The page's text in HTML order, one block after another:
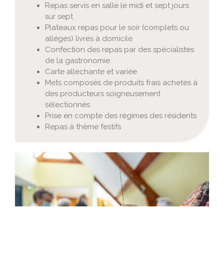
Repas servis en salle le midi et sept jours
sur sept
Plateaux repas pour le soir (complets ou
allégés) livrés à domicile
Confection des repas par des spécialistes
de la gastronomie
Carte alléchante et variée
Mets composés de produits frais achetés à
des producteurs soigneusement
sélectionnés
Prise en compte des régimes des résidents
Repas à thème festifs